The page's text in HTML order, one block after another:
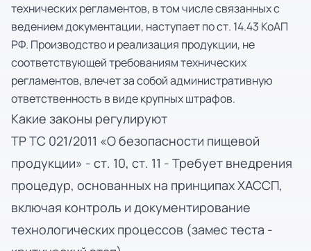
технических регламентов, в том числе связанных с
ведением документации, наступает по ст. 14.43 КоАП
РФ. Производство и реализация продукции, не
соответствующей требованиям технических
регламентов, влечет за собой административную
ответственность в виде крупных штрафов.
Какие законы регулируют
ТР ТС 021/2011 «О безопасности пищевой
продукции» - ст. 10, ст. 11 - Требует внедрения
процедур, основанных на принципах ХАССП,
включая контроль и документирование
технологических процессов (замес теста -